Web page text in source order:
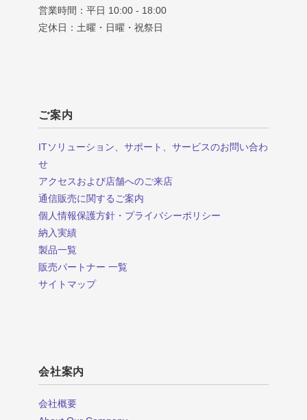
営業時間：平日 10:00 - 18:00
定休日：土曜・日曜・祝祭日
ご案内
ITソリューション、サポート、サービスのお問い合わ
せ
アクセスおよび店舗へのご来店
通信販売に関するご案内
個人情報保護方針・プライバシーポリシー
納入実績
製品一覧
販売パートナー 一覧
サイトマップ
会社案内
会社概要